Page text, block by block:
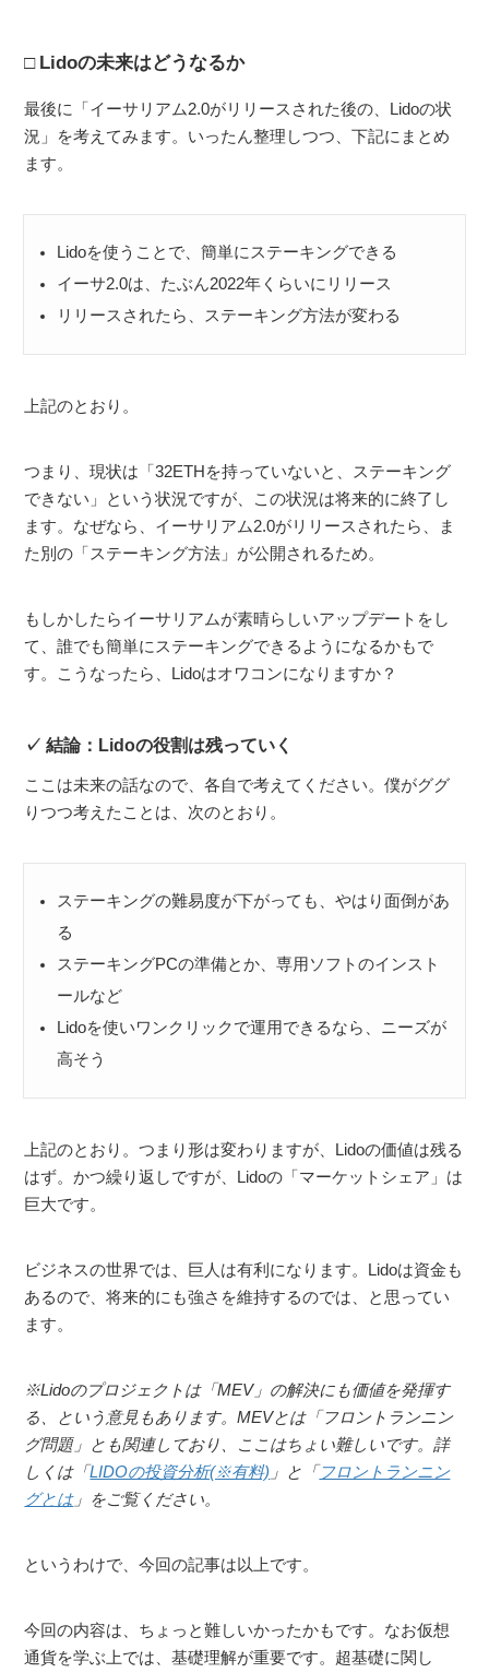
Lidoの未来はどうなるか
最後に「イーサリアム2.0がリリースされた後の、Lidoの状
況」を考えてみます。いったん整理しつつ、下記にまとめ
ます。
Lidoを使うことで、簡単にステーキングできる
イーサ2.0は、たぶん2022年くらいにリリース
リリースされたら、ステーキング方法が変わる
上記のとおり。
つまり、現状は「32ETHを持っていないと、ステーキング
できない」という状況ですが、この状況は将来的に終了し
ます。なぜなら、イーサリアム2.0がリリースされたら、ま
た別の「ステーキング方法」が公開されるため。
もしかしたらイーサリアムが素晴らしいアップデートをし
て、誰でも簡単にステーキングできるようになるかもで
す。こうなったら、Lidoはオワコンになりますか？
結論：Lidoの役割は残っていく
ここは未来の話なので、各自で考えてください。僕がググ
りつつ考えたことは、次のとおり。
ステーキングの難易度が下がっても、やはり面倒があ
る
ステーキングPCの準備とか、専用ソフトのインスト
ールなど
Lidoを使いワンクリックで運用できるなら、ニーズが
高そう
上記のとおり。つまり形は変わりますが、Lidoの価値は残る
はず。かつ繰り返しですが、Lidoの「マーケットシェア」は
巨大です。
ビジネスの世界では、巨人は有利になります。Lidoは資金も
あるので、将来的にも強さを維持するのでは、と思ってい
ます。
※Lidoのプロジェクトは「MEV」の解決にも価値を発揮す
る、という意見もあります。MEVとは「フロントランニン
グ問題」とも関連しており、ここはちょい難しいです。詳
しくは「LIDOの投資分析(※有料) 」と「フロントランニン
グとは」をご覧ください。
というわけで、今回の記事は以上です。
今回の内容は、ちょっと難しいかったかもです。なお仮想
通貨を学ぶ上では、基礎理解が重要です。超基礎に関し